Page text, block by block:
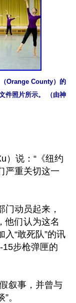
Orange County）的
件照片所示。 （由神
）说：“《纽约
严重关切这一
门动员起来，
他们认为这名
“敢死队”的讯
步枪弹匣的
叙事，并曾与
。